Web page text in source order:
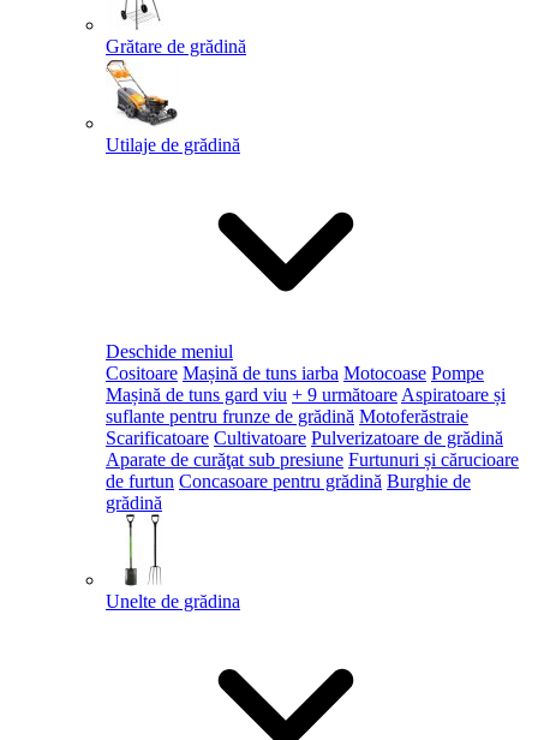
Grătare de grădină
Utilaje de grădină
Deschide meniul
Cositoare Mașină de tuns iarba Motocoase Pompe
Mașină de tuns gard viu + 9 următoare Aspiratoare și
suflante pentru frunze de grădină Motoferăstraie
Scarificatoare Cultivatoare Pulverizatoare de grădină
Aparate de curăţat sub presiune Furtunuri și cărucioare
de furtun Concasoare pentru grădină Burghie de
grădină
Unelte de grădina